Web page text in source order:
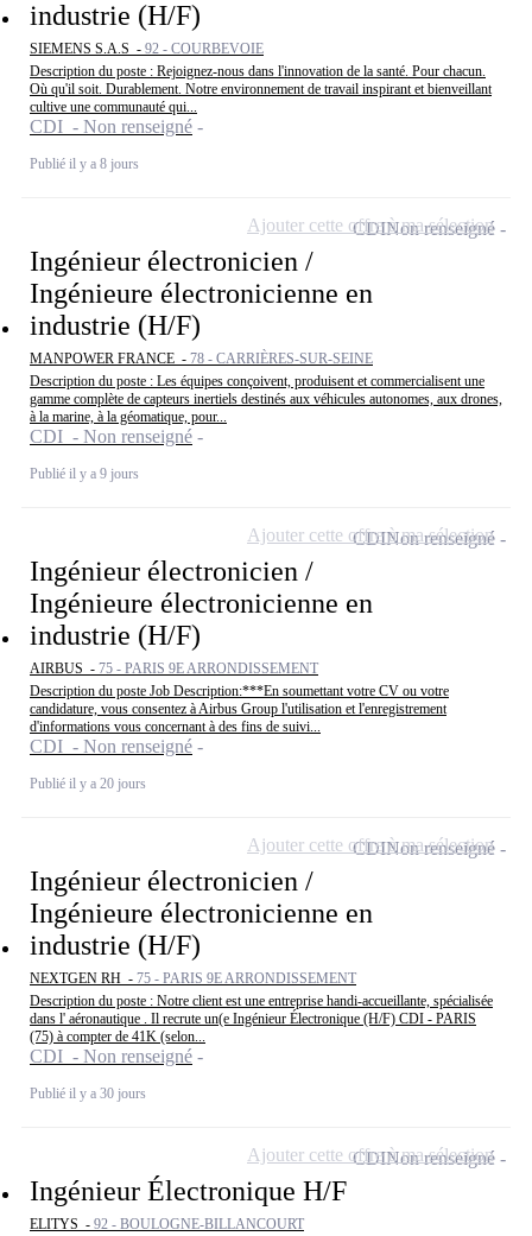
industrie (H/F)
SIEMENS S.A.S - 92 - COURBEVOIE
Description du poste : Rejoignez-nous dans l'innovation de la santé. Pour chacun.
Où qu'il soit. Durablement. Notre environnement de travail inspirant et bienveillant
cultive une communauté qui...
CDI - Non renseigné
Publié il y a 8 jours
Ingénieur électronicien /
Ingénieure électronicienne en
industrie (H/F)
MANPOWER FRANCE - 78 - CARRIÈRES-SUR-SEINE
Description du poste : Les équipes conçoivent, produisent et commercialisent une
gamme complète de capteurs inertiels destinés aux véhicules autonomes, aux drones,
à la marine, à la géomatique, pour...
CDI - Non renseigné
Publié il y a 9 jours
CDINon renseigné
Ajouter cette offre à ma sélection
Ingénieur électronicien /
Ingénieure électronicienne en
industrie (H/F)
AIRBUS - 75 - PARIS 9E ARRONDISSEMENT
Description du poste Job Description:***En soumettant votre CV ou votre
candidature, vous consentez à Airbus Group l'utilisation et l'enregistrement
d'informations vous concernant à des fins de suivi...
CDI - Non renseigné
Publié il y a 20 jours
CDINon renseigné
Ajouter cette offre à ma sélection
Ingénieur électronicien /
Ingénieure électronicienne en
industrie (H/F)
NEXTGEN RH - 75 - PARIS 9E ARRONDISSEMENT
Description du poste : Notre client est une entreprise handi-accueillante, spécialisée
dans l' aéronautique . Il recrute un(e Ingénieur Électronique (H/F) CDI - PARIS
(75) à compter de 41K (selon...
CDI - Non renseigné
Publié il y a 30 jours
CDINon renseigné
Ajouter cette offre à ma sélection
Ingénieur Électronique H/F
ELITYS - 92 - BOULOGNE-BILLANCOURT
CDINon renseigné
Ajouter cette offre à ma sélection